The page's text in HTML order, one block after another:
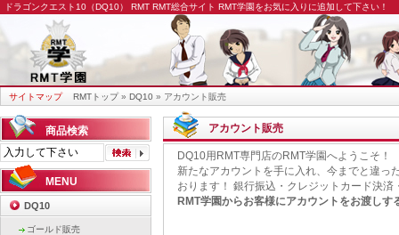
ドラゴンクエスト10（DQ10） RMT RMT総合サイト RMT学園をお気に入りに追加して下さい！
サイトマップ RMTトップ» DQ10 » アカウント販売
商品検索
MENU
DQ10
ゴールド販売
アカウント販売
DQ10用RMT専門店のRMT学園へようこそ！
新たなアカウントを手に入れ、今までと違っ
おります！ 銀行振込・クレジットカード決
RMT学園からお客様にアカウントをお渡しす